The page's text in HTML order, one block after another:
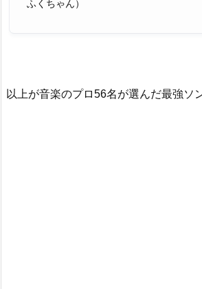
ふくちゃん）
以上が音楽のプロ56名が選んだ最強ソ